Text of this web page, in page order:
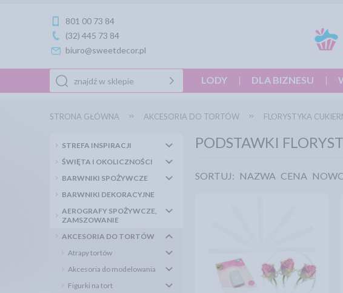
801 00 73 84
(32) 445 73 84
biuro@sweetdecor.pl
LODY DLA BIZNESU
STRONA GŁÓWNA AKCESORIA DO TORTÓW FLORYSTYKA
STREFA INSPIRACJI
ŚWIĘTA I OKOLICZNOŚCI
BARWNIKI SPOŻYWCZE
BARWNIKI DEKORACYJNE
AEROGRAFY SPOŻYWCZE,
ZAMSZOWANIE
AKCESORIA DO TORTÓW
Atrapy tortów
Akcesoria do modelowania
Figurki na tort
PODSTAWKI
SORTUJ: NAZWA CENA